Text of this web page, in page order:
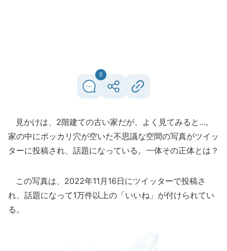
0
見かけは、2階建ての古い家だが、よく見てみると...。
家の中にポッカリ穴が空いた不思議な空間の写真がツイッ
ターに投稿され、話題になっている。一体その正体とは？
この写真は、2022年11月16日にツイッターで投稿さ
れ、話題になって1万件以上の「いいね」が付けられてい
る。